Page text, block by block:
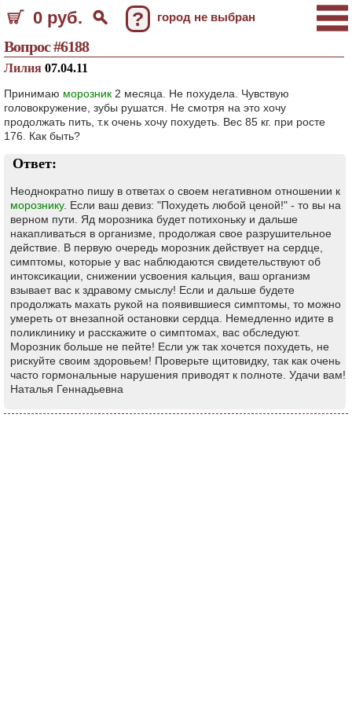
0 руб. ? город не выбран
Вопрос #6188
Лилия 07.04.11
Принимаю морозник 2 месяца. Не похудела. Чувствую
головокружение, зубы рушатся. Не смотря на это хочу
продолжать пить, т.к очень хочу похудеть. Вес 85 кг. при росте
176. Как быть?
Ответ:
Неоднократно пишу в ответах о своем негативном отношении к
морознику. Если ваш девиз: "Похудеть любой ценой!" - то вы на
верном пути. Яд морозника будет потихоньку и дальше
накапливаться в организме, продолжая свое разрушительное
действие. В первую очередь морозник действует на сердце,
симптомы, которые у вас наблюдаются свидетельствуют об
интоксикации, снижении усвоения кальция, ваш организм
взывает вас к здравому смыслу! Если и дальше будете
продолжать махать рукой на появившиеся симптомы, то можно
умереть от внезапной остановки сердца. Немедленно идите в
поликлинику и расскажите о симптомах, вас обследуют.
Морозник больше не пейте! Если уж так хочется похудеть, не
рискуйте своим здоровьем! Проверьте щитовидку, так как очень
часто гормональные нарушения приводят к полноте. Удачи вам!
Наталья Геннадьевна